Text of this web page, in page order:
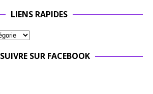
LIENS RAPIDES
SUIVRE SUR FACEBOOK